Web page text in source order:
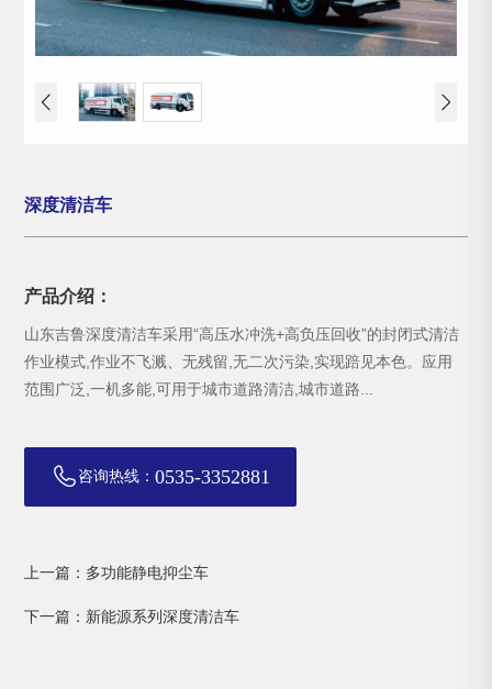
深度清洁车
产品介绍：
山东吉鲁深度清洁车采用“高压水冲洗+高负压回收”的封闭式清洁
作业模式,作业不飞溅、无残留,无二次污染,实现踣见本色。应用
范围广泛,一机多能,可用于城市道路清洁,城市道路...
咨询热线： 0535-3352881
上一篇：多功能静电抑尘车
下一篇：新能源系列深度清洁车